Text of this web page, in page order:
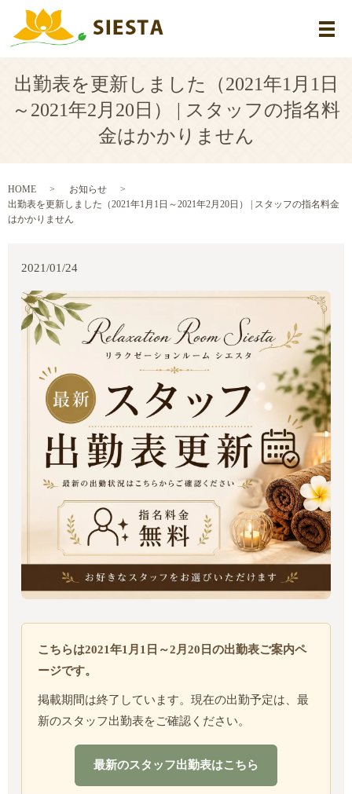
メ
出勤表を更新しました（2021年1月1日
～2021年2月20日） | スタッフの指名料
金はかかりません
HOME
お知らせ
出勤表を更新しました（2021年1月1日～2021年2月20日） | スタッフの指名料金
はかかりません
2021/01/24
こちらは2021年1月1日～2月20日の出勤表ご案内ペ
ージです。
掲載期間は終了しています。現在の出勤予定は、最
新のスタッフ出勤表をご確認ください。
最新のスタッフ出勤表はこちら